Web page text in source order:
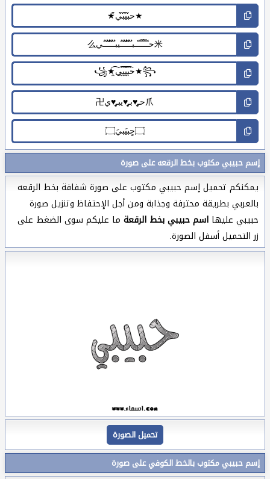
إسم حبيبي مكتوب بخط الرقعه على صورة
يمكنكم تحميل إسم حبيبي مكتوب على صورة شفافة بخط الرقعه
بالعربي بطريقة محترفة وجذابة ومن أجل الإحتفاظ وتنزيل صورة
حبيبي عليها اسم حبيبي بخط الرقعة ما عليكم سوى الضغط على
زر التحميل أسفل الصورة.
تحميل الصورة
إسم حبيبي مكتوب بالخط الكوفي على صورة